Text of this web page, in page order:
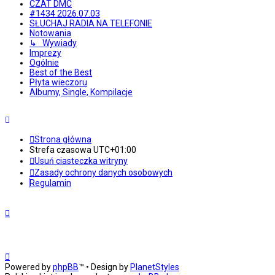
CZAT DMC
#1434 2026.07.03
SŁUCHAJ RADIA NA TELEFONIE
Notowania
↳ Wywiady
Imprezy
Ogólnie
Best of the Best
Płyta wieczoru
Albumy, Single, Kompilacje
Strona główna
Strefa czasowaUTC+01:00
Usuń ciasteczka witryny
Zasady ochrony danych osobowych
Regulamin
Powered byphpBB™ • Design by PlanetStyles